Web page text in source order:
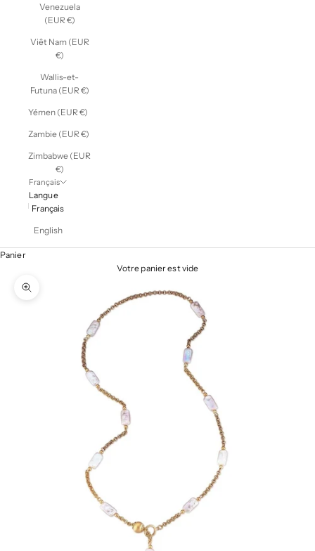
Venezuela
(EUR €)
Viêt Nam (EUR
€)
Wallis-et-
Futuna (EUR €)
Yémen (EUR €)
Zambie (EUR €)
Zimbabwe (EUR
€)
Français
Langue
Français
English
Panier
Votre panier est vide
Zoomer sur l'image